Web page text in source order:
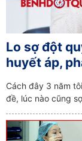
Lo sợ đột
huyết áp,
Cách đây 3 năm
đề, lúc nào cũng